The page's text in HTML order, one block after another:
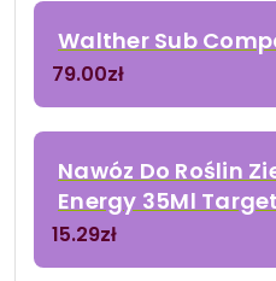
Walther Sub
79.00zł
Nawóz Do Roślin
Energy 35Ml Target
15.29zł